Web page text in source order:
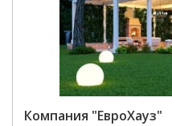
Компания "ЕвроХауз"